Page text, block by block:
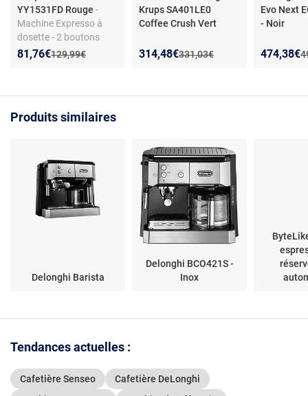
YY1531FD Rouge -
Machine Expresso à
dosette - 2 boutons
avec arrêt automatique
Ancien prix :
129,99€
Nouveau prix :
81,76€
Réduction de :
Krups SA401LE0
Coffee Crush Vert
Ancien prix :
331,03€
Nouveau prix :
314,48€
Réduction de :
Evo Next
- Noir
Nouveau
474,38€
Produits similaires
Delonghi Barista
Delonghi BCO421S -
Inox
Tendances actuelles :
Cafetière Senseo
Cafetière DeLonghi